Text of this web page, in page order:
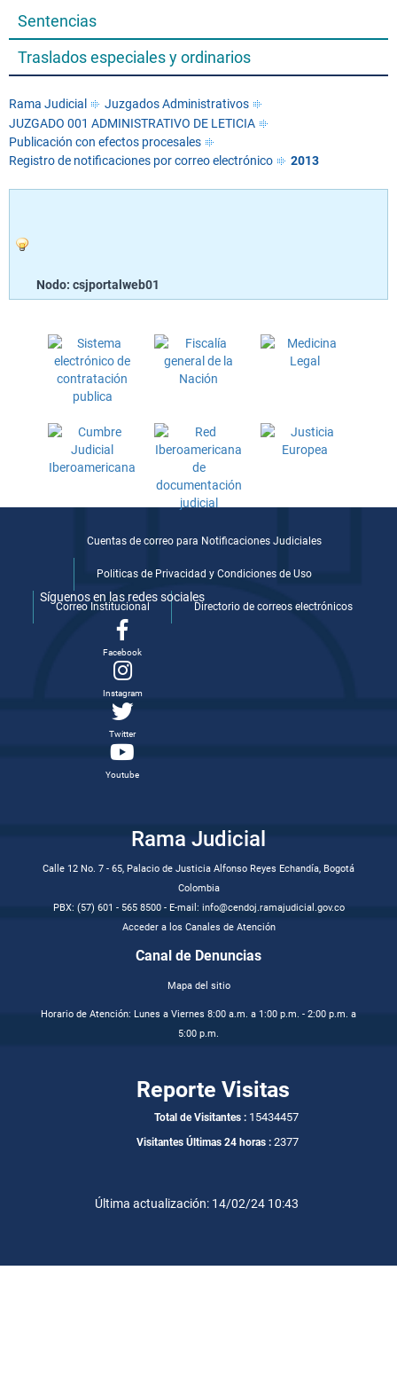
Sentencias
Traslados especiales y ordinarios
Rama Judicial
Juzgados Administrativos
JUZGADO 001 ADMINISTRATIVO DE LETICIA
Publicación con efectos procesales
Registro de notificaciones por correo electrónico
2013
Nodo: csjportalweb01
Cuentas de correo para Notificaciones Judiciales
Politicas de Privacidad y Condiciones de Uso
Correo Institucional Directorio de correos electrónicos
Síguenos en las redes sociales
Facebook
Instagram
Twitter
Youtube
Rama Judicial
Calle 12 No. 7 - 65, Palacio de Justicia Alfonso Reyes Echandía, Bogotá
Colombia
PBX: (57) 601 - 565 8500 - E-mail: info@cendoj.ramajudicial.gov.co
Acceder a los Canales de Atención
Canal de Denuncias
Mapa del sitio
Horario de Atención: Lunes a Viernes 8:00 a.m. a 1:00 p.m. - 2:00 p.m. a
5:00 p.m.
Reporte Visitas
Total de Visitantes : 15434457
Visitantes Últimas 24 horas : 2377
Última actualización: 14/02/24 10:43